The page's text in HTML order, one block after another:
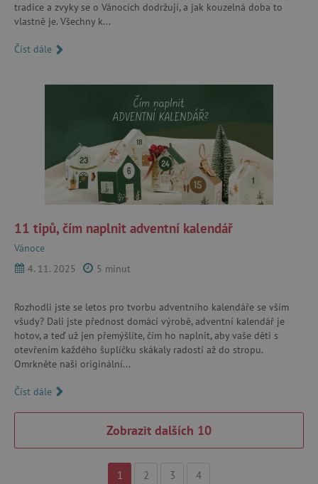
tradice a zvyky se o Vánocích dodržují, a jak kouzelná doba to
vlastně je. Všechny k...
Číst dále
11 tipů, čím naplnit adventní kalendář
Vánoce
4. 11. 2025
5 minut
Rozhodli jste se letos pro tvorbu adventního kalendáře se vším
všudy? Dali jste přednost domácí výrobě, adventní kalendář je
hotov, a teď už jen přemýšlíte, čím ho naplnit, aby vaše děti s
otevřením každého šuplíčku skákaly radostí až do stropu.
Omrkněte naši originální...
Číst dále
1 2 3 4
PHPSESSID
Cloudflare Inc.
.heureka.cz
lastVisitedProduct